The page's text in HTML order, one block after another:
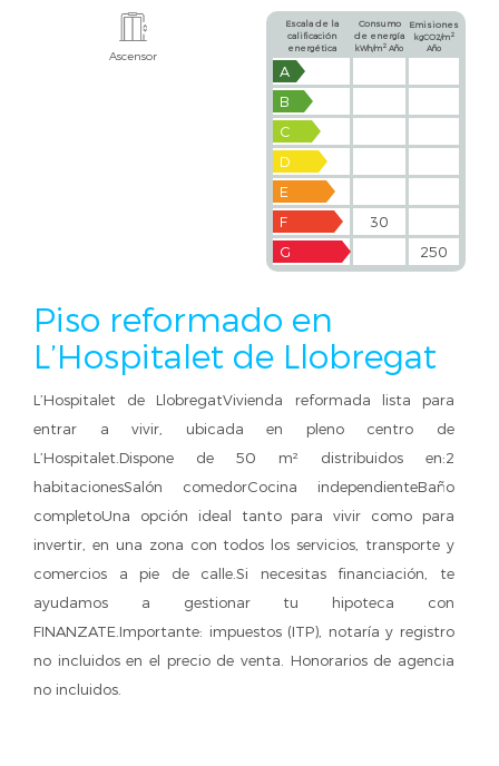
Ascensor
Escala de la
calificación
energética
Consumo
de energía
kWh/m2 Año
Emisiones
kgCO2/m 2
Año
A
B
C
D
E
F
30
G
250
Piso reformado en
L’Hospitalet de Llobregat
L’Hospitalet de LlobregatVivienda reformada lista para
entrar a vivir, ubicada en pleno centro de
L’Hospitalet.Dispone de 50 m² distribuidos en:2
habitacionesSalón comedorCocina independienteBaño
completoUna opción ideal tanto para vivir como para
invertir, en una zona con todos los servicios, transporte y
comercios a pie de calle.Si necesitas financiación, te
ayudamos a gestionar tu hipoteca con
FINANZATE.Importante: impuestos (ITP), notaría y registro
no incluidos en el precio de venta. Honorarios de agencia
no incluidos.